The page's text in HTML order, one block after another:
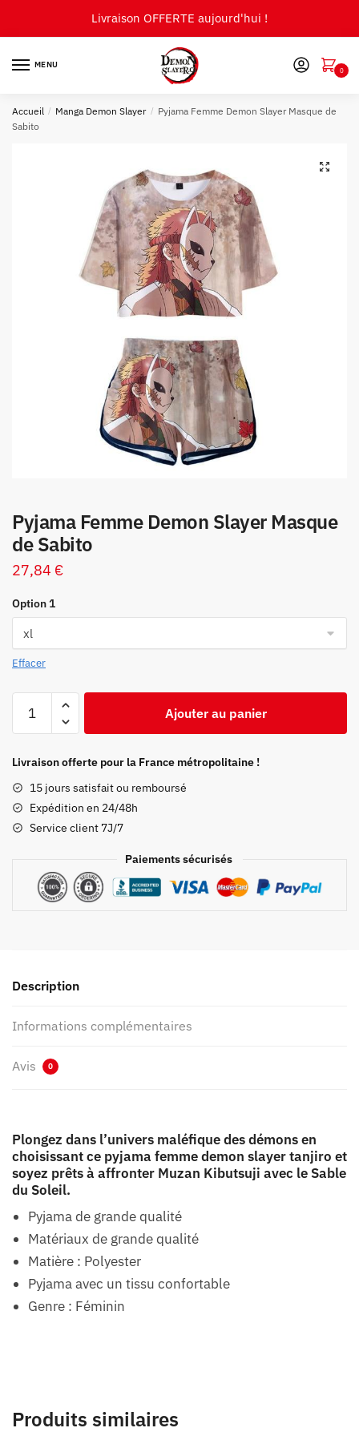
Livraison OFFERTE aujourd'hui !
MENU
0
Accueil / Manga Demon Slayer / Pyjama Femme Demon Slayer Masque de
Sabito
🔍
Pyjama Femme Demon Slayer Masque
de Sabito
27,84 €
Option 1
Effacer
Femme
Slayer
Masque
de
Ajouter au panier
Livraison offerte pour la France métropolitaine !
15 jours satisfait ou remboursé
Expédition en 24/48h
Service client 7J/7
Paiements sécurisés
Description
Informations complémentaires
Avis 0
Plongez dans l’univers maléfique des démons en
choisissant ce pyjama femme demon slayer tanjiro et
soyez prêts à affronter Muzan Kibutsuji avec le Sable
du Soleil.
Pyjama de grande qualité
Matériaux de grande qualité
Matière : Polyester
Pyjama avec un tissu confortable
Genre : Féminin
Produits similaires